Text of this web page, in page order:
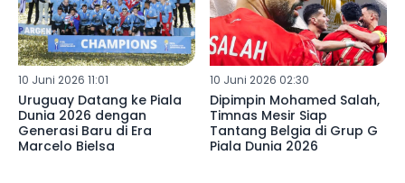
10 Juni 2026 11:01
Uruguay Datang ke Piala
Dunia 2026 dengan
Generasi Baru di Era
Marcelo Bielsa
10 Juni 2026 02:30
Dipimpin Mohamed Salah,
Timnas Mesir Siap
Tantang Belgia di Grup G
Piala Dunia 2026